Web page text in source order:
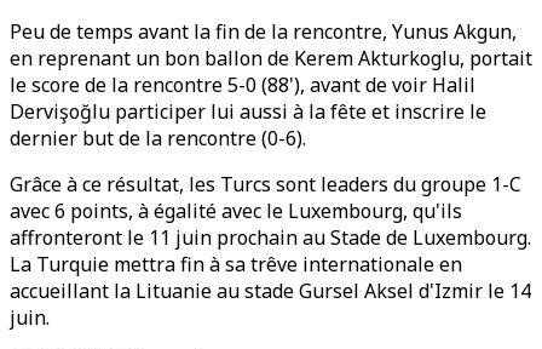
Peu de temps avant la fin de la rencontre, Yunus Akgun,
en reprenant un bon ballon de Kerem Akturkoglu, portait
le score de la rencontre 5-0 (88'), avant de voir Halil
Dervişoğlu participer lui aussi à la fête et inscrire le
dernier but de la rencontre (0-6).
Grâce à ce résultat, les Turcs sont leaders du groupe 1-C
avec 6 points, à égalité avec le Luxembourg, qu'ils
affronteront le 11 juin prochain au Stade de Luxembourg.
La Turquie mettra fin à sa trêve internationale en
accueillant la Lituanie au stade Gursel Aksel d'Izmir le 14
juin.